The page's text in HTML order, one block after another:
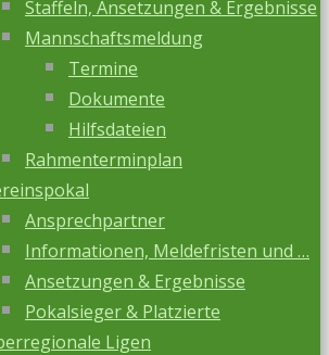
Staffeln, Ansetzungen & Ergebnisse
Mannschaftsmeldung
Termine
Dokumente
Hilfsdateien
Rahmenterminplan
Ansprechpartner
Informationen, Meldefristen und …
Ansetzungen & Ergebnisse
Pokalsieger & Platzierte
Ligen